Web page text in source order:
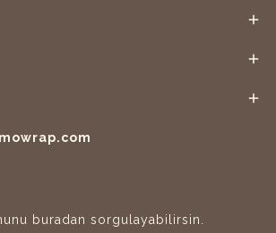
buradan sorgulayabilirsin.